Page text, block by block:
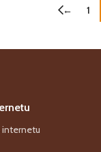
← 1
internetu